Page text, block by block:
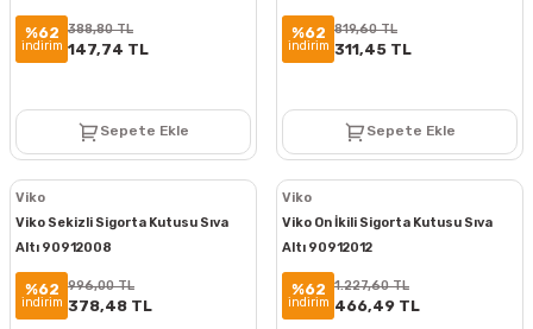
%62
indirim
388,80 TL
147,74 TL
Sepete Ekle
%62
indirim
819,60 TL
311,45 TL
Sepete Ekle
Viko
Viko Sekizli Sigorta Kutusu Sıva
Altı 90912008
%62
indirim
996,00 TL
378,48 TL
Viko
Viko On İkili Sigorta Kutusu Sıva
Altı 90912012
%62
indirim
1.227,60 TL
466,49 TL